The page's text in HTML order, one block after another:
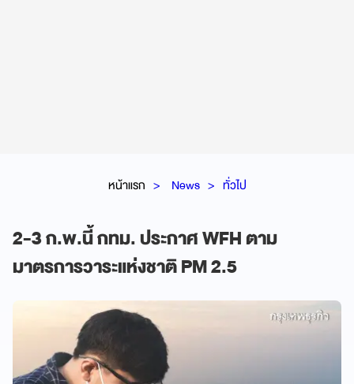
หน้าแรก News ทั่วไป
2-3 ก.พ.นี้ กทม. ประกาศ WFH ตาม
มาตรการวาระแห่งชาติ PM 2.5